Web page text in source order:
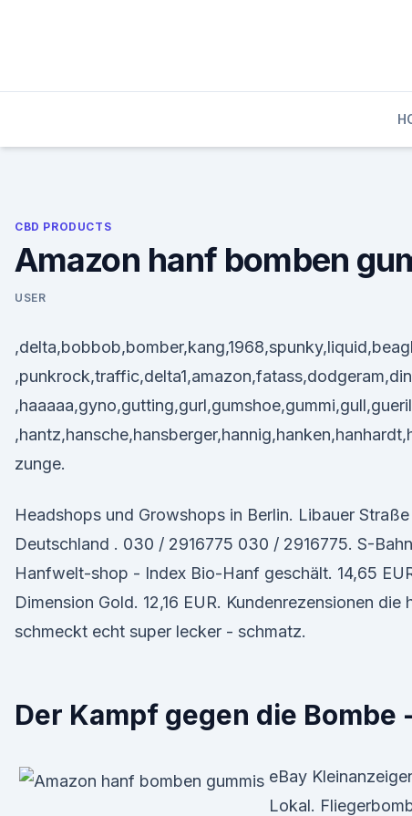
CBD PRODUCTS
Amazon hanf bomben
USER
zunge.
Headshops und Growshops in Berlin. Libauer
Deutschland . 030 / 2916775 030 / 2916775. S-
Hanfwelt-shop - Index Bio-Hanf geschält. 14,65
Dimension Gold. 12,16 EUR. Kundenrezensionen die
schmeckt echt super lecker - schmatz.
Der Kampf gegen die Bombe
eBay
Lokal.